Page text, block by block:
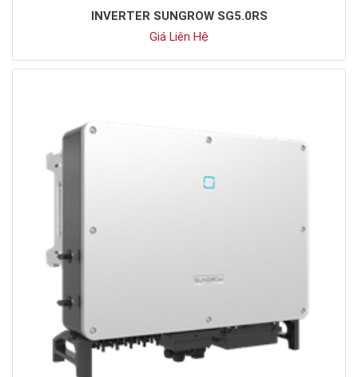
INVERTER SUNGROW SG5.0RS
Giá Liên Hệ